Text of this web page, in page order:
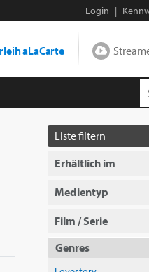
Login |
aLaCarte
Liste filtern
Erhältlich im
Medientyp
Film / Serie
Genres